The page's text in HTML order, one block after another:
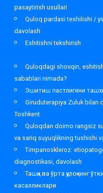
pasaytirish usullari
Quloq pardasi teshilishi /
davolash
Eshitishni tekshirish
Quloqdagi shovqin,
sabablari nimada?
Эшитиш пастлигини
Giruduterapiya Zuluk bilan
Toshkent
Quloqdan doimo rangsiz
va sariq suyuqlikning tushishi
Timpanoskleroz:
diagnostikasi, davolash
Ташқи ва ўрта қулоқнинг
касалликлари